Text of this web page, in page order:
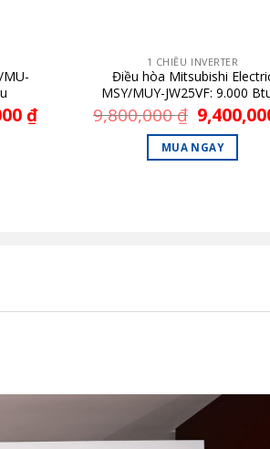
MU-
₫Giá
hiện
1 CHIỀU INVERTER
Điều hòa Mitsubishi
MSY/MUY-JW25VF: 9.000
9,800,000₫ Giá
gốc
là:
9,800,000 ₫.
MUA NGAY